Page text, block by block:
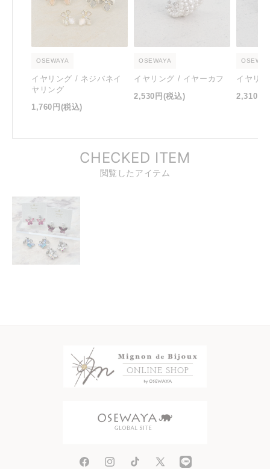
OSEWAYA
イヤリング / ネジバネイ
ヤリング
1,760円 (税込)
OSEWAYA
イヤリング / イヤーカフ
2,530円 (税込)
イヤリ
2,310円
CHECKED ITEM
閲覧したアイテム